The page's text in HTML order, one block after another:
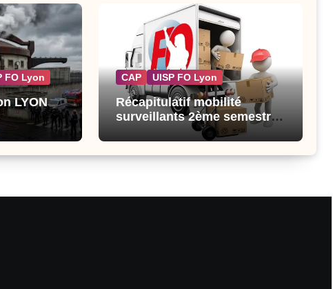
FO Lyon
LYON
CAP UISP FO Lyon
Récapitulatif mobilité
surveillants 2ème semestre